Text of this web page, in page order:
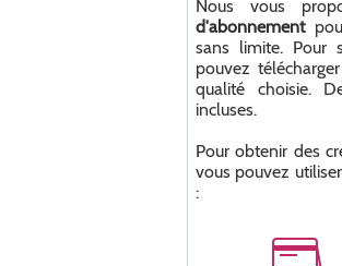
Nous vous
d'abonnement
sans limite. Pour
pouvez
qualité choisie.
incluses.
Pour obtenir des
vous pouvez
: